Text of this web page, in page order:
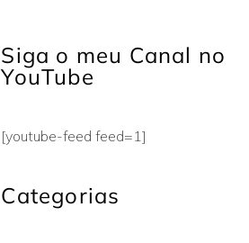
Siga o meu Canal no
YouTube
[youtube-feed feed=1]
Categorias